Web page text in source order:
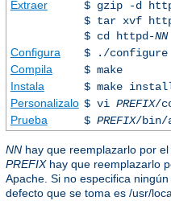
Extraer
$ gzip -d
$ tar xvf
$ cd httpd-NN
Configura
$ ./
Compila
$ make
Instala
$ make
Personalizalo $ vi PREFIX/
Prueba
$ PREFIX/bin/
NN hay que reemplazarlo por
PREFIXhay que reemplazarlo
Apache. Si no especifica
defecto que se toma es /usr/